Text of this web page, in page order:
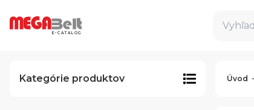
E-CATALOG
Kategórie produktov Úvod